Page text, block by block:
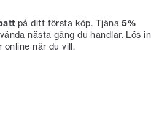
på ditt första köp. Tjäna5%
nästa gång du handlar. Lös in
online när du vill.